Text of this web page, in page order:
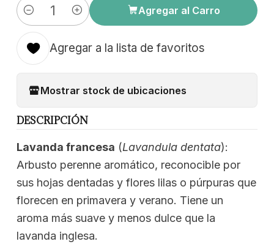
Cantidad
Agregar al Carro
Agregar a la lista de favoritos
Mostrar stock de ubicaciones
DESCRIPCIÓN
Lavanda francesa (Lavandula dentata):
Arbusto perenne aromático, reconocible por
sus hojas dentadas y flores lilas o púrpuras que
florecen en primavera y verano. Tiene un
aroma más suave y menos dulce que la
lavanda inglesa.